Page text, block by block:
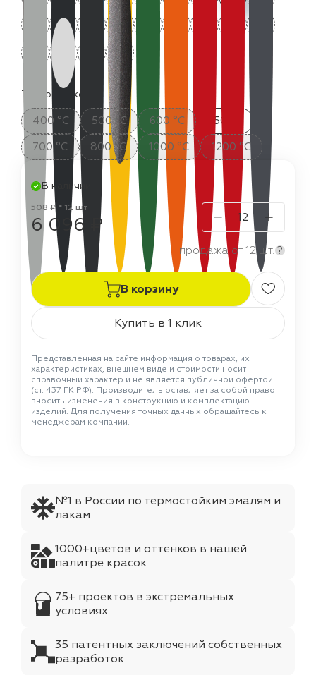
Термостойкость:
400 °C 500 °C 600 °C
650 °C
700 °C
800 °C 1000 °C 1200 °C
В наличии
508 ₽ * 12 шт
6 096 ₽
продажа от 12 шт. ?
В корзину
Купить в 1 клик
Представленная на сайте информация о товарах, их
характеристиках, внешнем виде и стоимости носит
справочный характер и не является публичной офертой
(ст. 437 ГК РФ). Производитель оставляет за собой право
вносить изменения в конструкцию и комплектацию
изделий. Для получения точных данных обращайтесь к
менеджерам компании.
№1 в России по термостойким эмалям и
лакам
1000+цветов и оттенков в нашей
палитре красок
75+ проектов в экстремальных
условиях
35 патентных заключений собственных
разработок